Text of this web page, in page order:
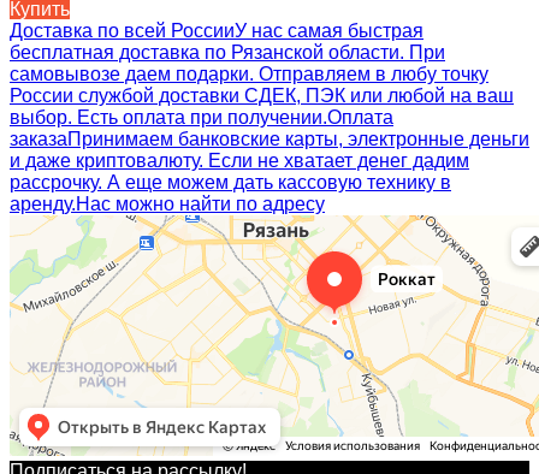
Купить
Доставка по всей РоссииУ нас самая быстрая
бесплатная доставка по Рязанской области. При
самовывозе даем подарки. Отправляем в любу точку
России службой доставки СДЕК, ПЭК или любой на ваш
выбор. Есть оплата при получении.Оплата
заказаПринимаем банковские карты, электронные деньги
и даже криптовалюту. Если не хватает денег дадим
рассрочку. А еще можем дать кассовую технику в
аренду.Нас можно найти по адресу